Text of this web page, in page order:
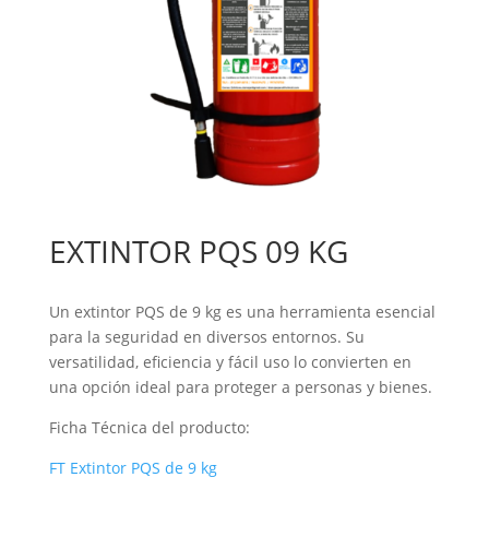
EXTINTOR PQS 09 KG
Un extintor PQS de 9 kg es una herramienta esencial
para la seguridad en diversos entornos. Su
versatilidad, eficiencia y fácil uso lo convierten en
una opción ideal para proteger a personas y bienes.
Ficha Técnica del producto:
FT Extintor PQS de 9 kg